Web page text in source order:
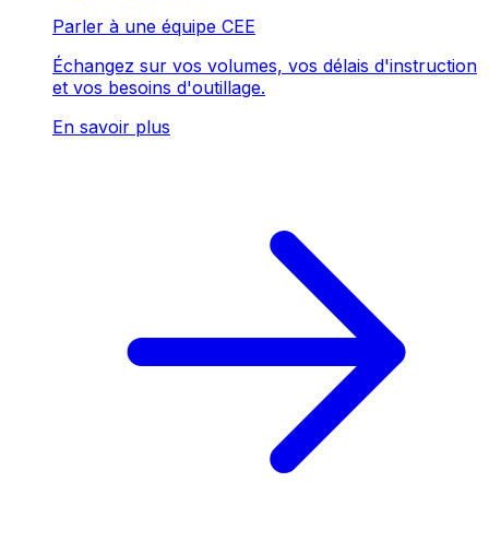
Parler à une équipe CEE
Échangez sur vos volumes, vos délais d'instruction
et vos besoins d'outillage.
En savoir plus